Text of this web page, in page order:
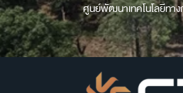
ศูนย์พัฒนาเทคโนโลยีทา